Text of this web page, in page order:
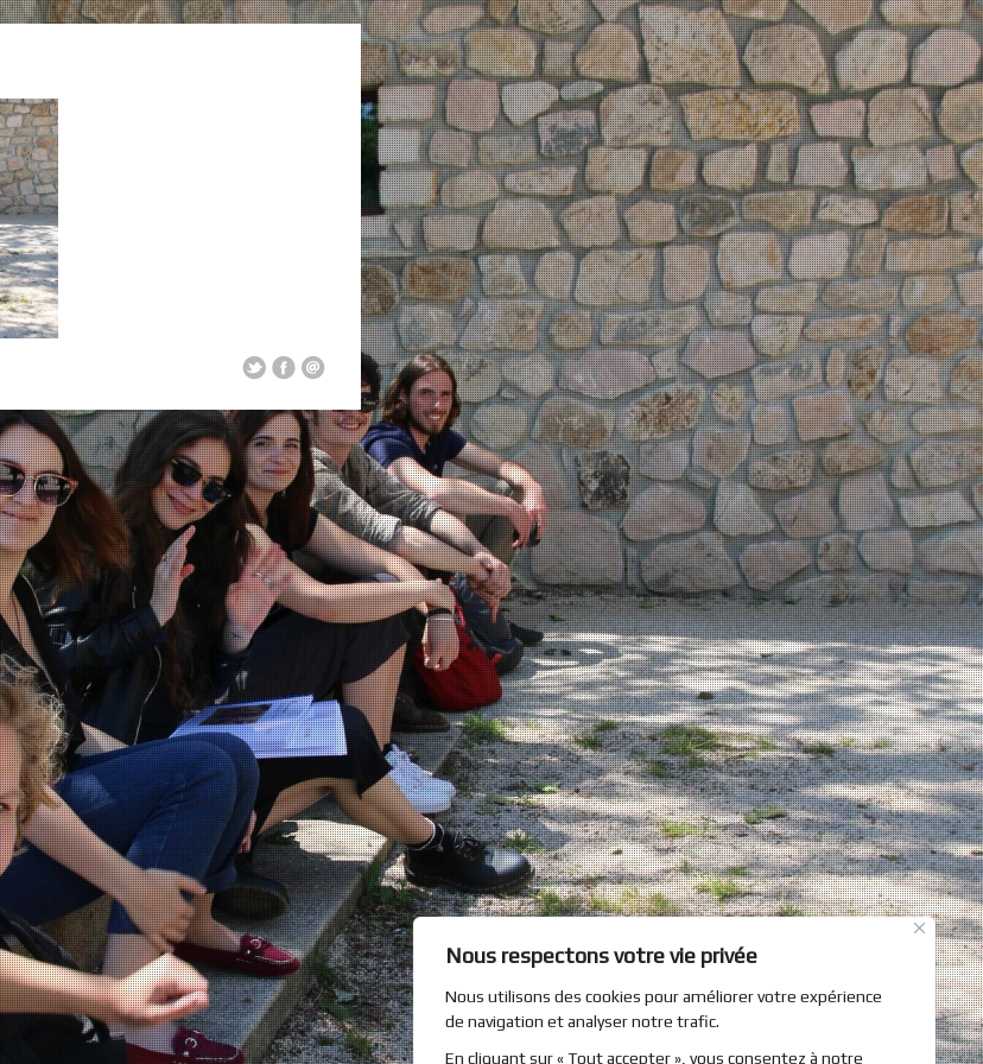
Nous respectons votre vie privée
Nous utilisons des cookies pour améliorer votre expérience
de navigation et analyser notre trafic.
En cliquant sur « Tout accepter », vous consentez à notre